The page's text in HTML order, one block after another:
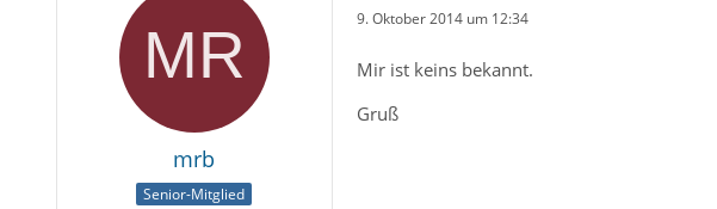
mrb
Senior-Mitglied
9. Oktober 2014 um 12:34
Mir ist keins bekannt.
Gruß